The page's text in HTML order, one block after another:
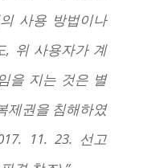
사용 방법이나
, 위 사용자가 계
을 지는 것은 별
제권을 침해하였
11. 23. 선고